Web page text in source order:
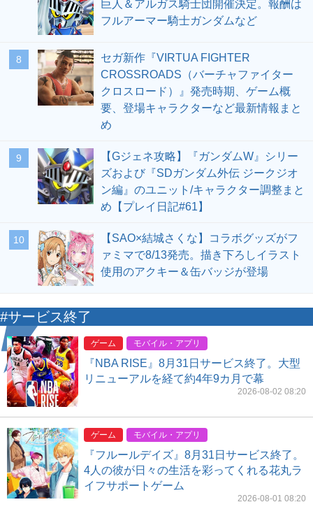
巨人＆アルガス騎士団開催決定。報酬は
フルアーマー騎士ガンダムなど
8
セガ新作『VIRTUA FIGHTER
CROSSROADS（バーチャファイター
クロスロード）』発売時期、ゲーム概
要、登場キャラクターなど最新情報まと
め
9
【Gジェネ攻略】『ガンダムW』シリー
ズおよび『SDガンダム外伝 ジークジオ
ン編』のユニット/キャラクター調整まと
め【プレイ日記#61】
10
【SAO×結城さくな】コラボグッズがフ
ァミマで8/13発売。描き下ろしイラスト
使用のアクキー＆缶バッジが登場
#サービス終了
ゲーム モバイル・アプリ
『NBA RISE』8月31日サービス終了。大型
リニューアルを経て約4年9カ月で幕
2026-08-02 08:20
ゲーム モバイル・アプリ
『フルールデイズ』8月31日サービス終了。
4人の彼が日々の生活を彩ってくれる花丸ラ
イフサポートゲーム
2026-08-01 08:20